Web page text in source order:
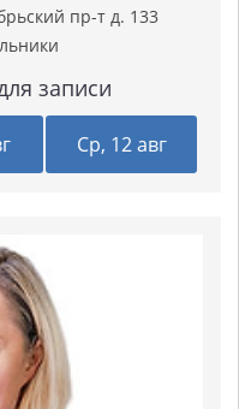
пр-т д. 133
записи
Ср, 12 авг